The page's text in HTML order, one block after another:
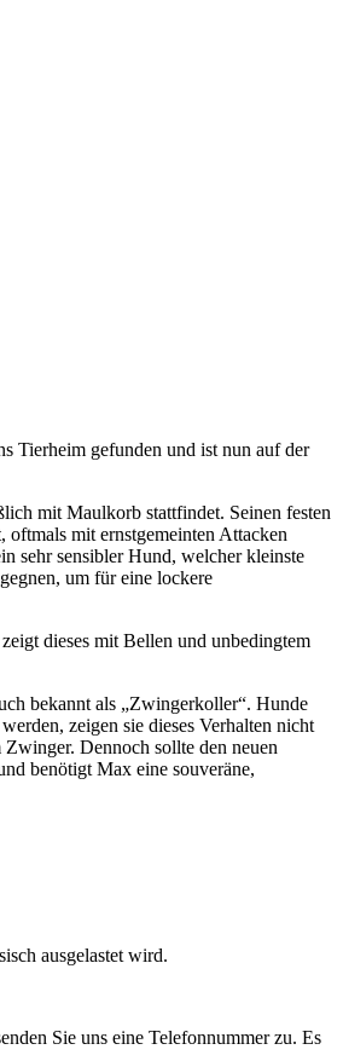
Tierheim gefunden und ist nun auf der
mit Maulkorb stattfindet. Seinen festen
mit ernstgemeinten Attacken
sehr sensibler Hund, welcher kleinste
um für eine lockere
dieses mit Bellen und unbedingtem
bekannt als „Zwingerkoller“. Hunde
zeigen sie dieses Verhalten nicht
Dennoch sollte den neuen
benötigt Max eine souveräne,
ausgelastet wird.
Sie uns eine Telefonnummer zu. Es